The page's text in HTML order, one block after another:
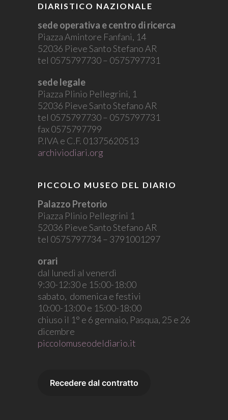
DIARISTICO NAZIONALE
sede operativa e centro di ricerca
Piazza Amintore Fanfani, 14
52036 Pieve Santo Stefano AR
tel 0575797730 – 0575797731
sede legale
Piazza Plinio Pellegrini, 1
52036 Pieve Santo Stefano AR
tel 0575797730 – 0575797731
fax 0575797799
P.IVA e C.F. 01375620513
archiviodiari.org
PICCOLO MUSEO DEL DIARIO
Palazzo Pretorio
Piazza Plinio Pellegrini 1
52036 Pieve Santo Stefano AR
tel 0575797734 – 3791001297
orari
dal lunedì al venerdì
9:30-12:30 e 15:00-18:00
sabato, domenica e festivi
10:00-13:00 e 15:00-18:00
chiuso il 1° e 6 gennaio, Pasqua, 25 e 26
dicembre
piccolomuseodeldiario.it